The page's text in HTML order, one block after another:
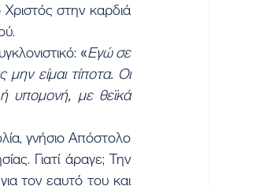
στην καρδιά
«Εγώ σε
είμαι τίποτα. Οι
υπομονή, με θεϊκά
γνήσιο Απόστολο
Γιατί άραγε; Την
τον εαυτό του και